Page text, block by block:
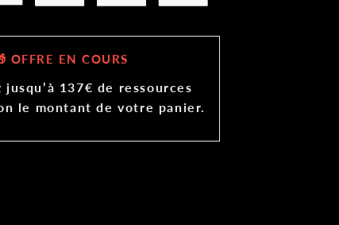
OFFRE EN COURS
jusqu’à 137€ de ressources
le montant de votre panier.